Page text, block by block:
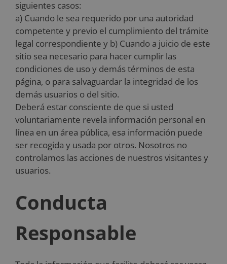
siguientes casos:
a) Cuando le sea requerido por una autoridad
competente y previo el cumplimiento del trámite
legal correspondiente y b) Cuando a juicio de este
sitio sea necesario para hacer cumplir las
condiciones de uso y demás términos de esta
página, o para salvaguardar la integridad de los
demás usuarios o del sitio.
Deberá estar consciente de que si usted
voluntariamente revela información personal en
línea en un área pública, esa información puede
ser recogida y usada por otros. Nosotros no
controlamos las acciones de nuestros visitantes y
usuarios.
Conducta
Responsable